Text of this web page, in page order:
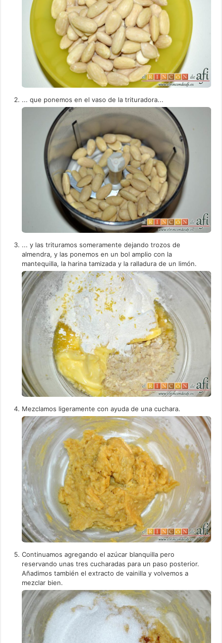
... que ponemos en el vaso de la trituradora...
... y las trituramos someramente dejando trozos de
almendra, y las ponemos en un bol amplio con la
mantequilla, la harina tamizada y la ralladura de un limón.
Mezclamos ligeramente con ayuda de una cuchara.
Continuamos agregando el azúcar blanquilla pero
reservando unas tres cucharadas para un paso posterior.
Añadimos también el extracto de vainilla y volvemos a
mezclar bien.